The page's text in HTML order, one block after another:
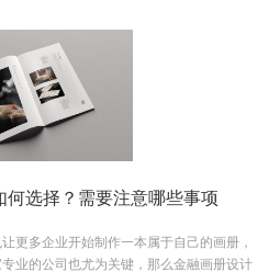
何选择？需要注意哪些事项
更多企业开始制作一本属于自己的画册，
业的公司也尤为关键，那么金融画册设计